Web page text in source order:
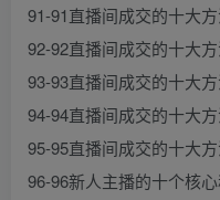
91-91直播间成交的十大
92-92直播间成交的十大
93-93直播间成交的十大
94-94直播间成交的十大
95-95直播间成交的十大
96-96新人主播的十个核